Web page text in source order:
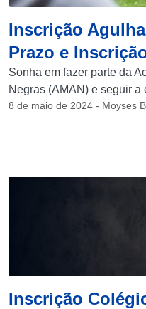
Inscrição
Prazo e
Sonha em fazer parte da
Negras (AMAN) e seguir a
8 de maio de 2024 - Moyses
Inscrição